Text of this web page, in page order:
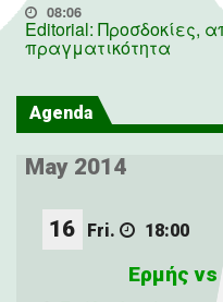
08:06
Editorial: Προσδοκίες,
πραγματικότητα
Agenda
May 2014
16 Fri. 18:00
Ερμής